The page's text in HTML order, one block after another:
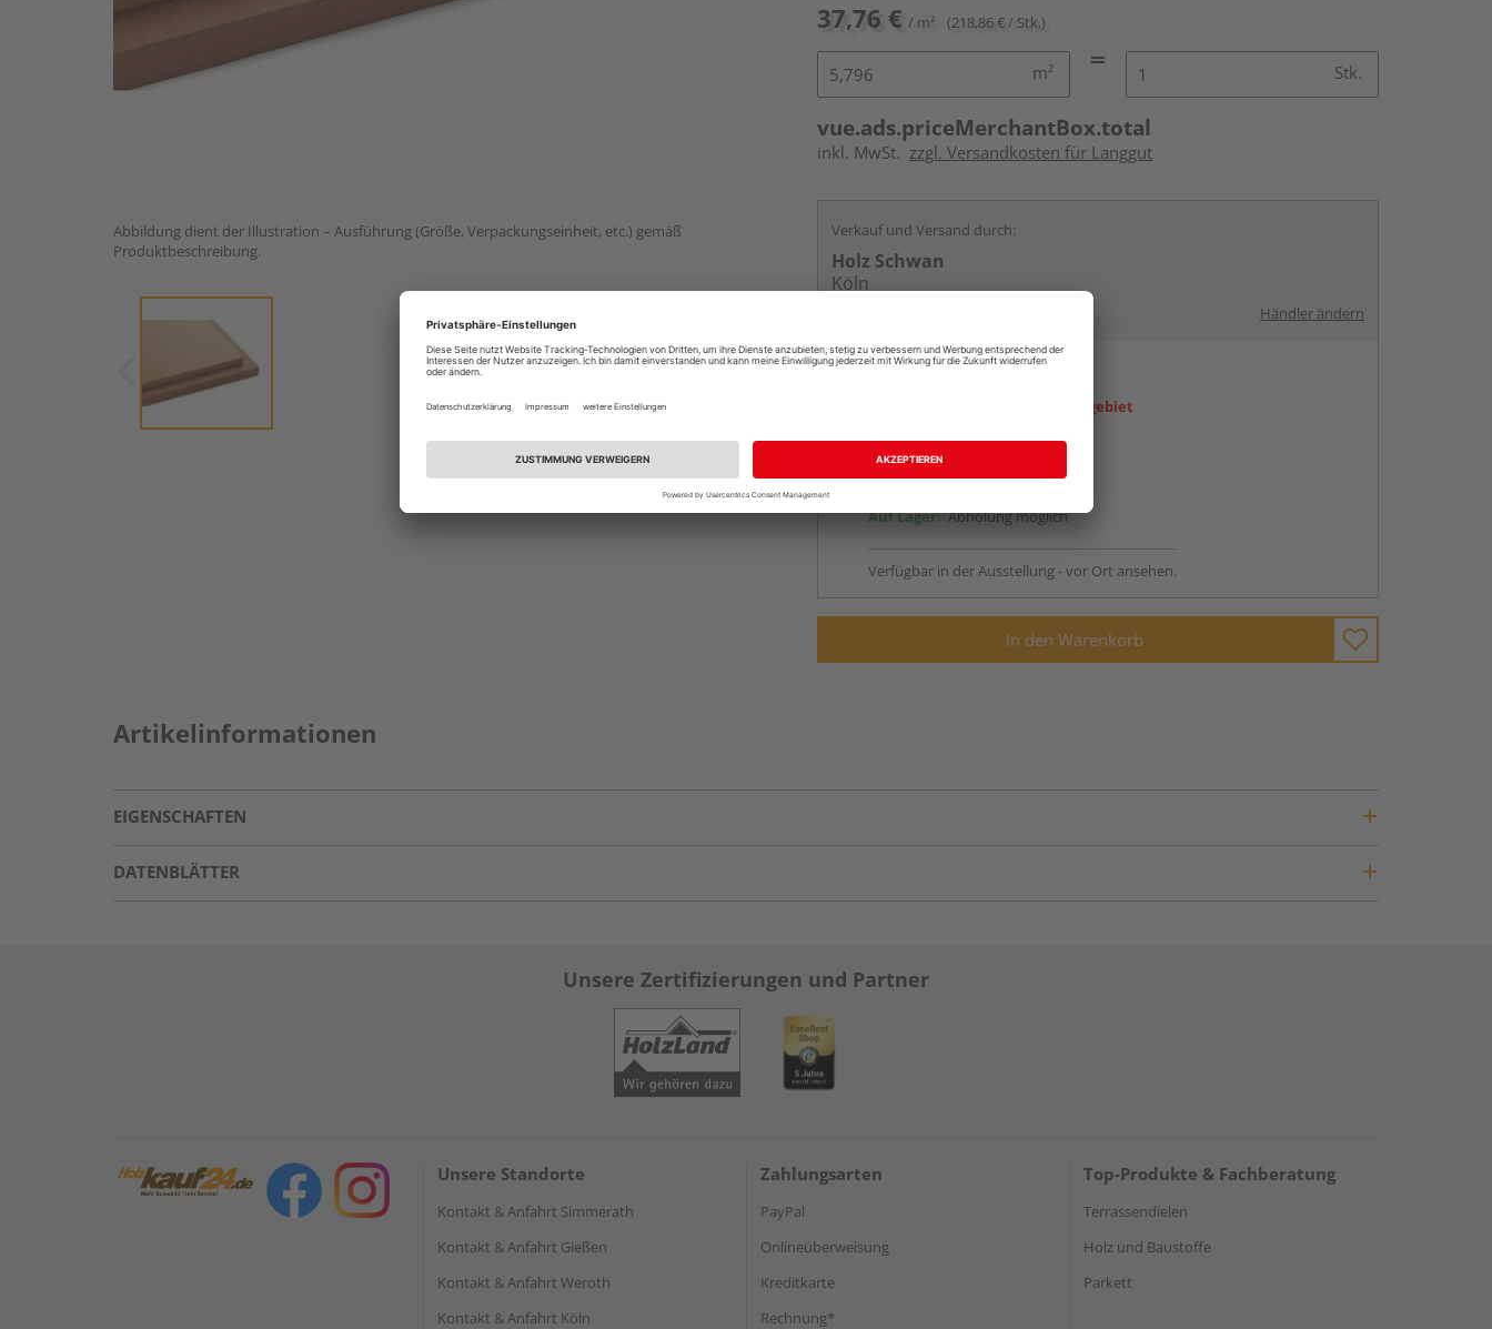
Abbildung dient der Illustration – Ausführung (Größe, Verpackungseinheit, etc.) gemäß
Produktbeschreibung.
37,76 € / m² (218,86 € / Stk.)
m² Stk.
vue.ads.priceMerchantBox.total
inkl. MwSt. zzgl. Versandkosten für Langgut
Verkauf und Versand durch:
Holz Schwan
Köln
Händler ändern
Ihr Standort ist nicht im Liefergebiet
Lieferbar vonanderen Händlern
Beim Händler abholen
Auf Lager:Abholung möglich
Verfügbar in der Ausstellung - vor Ort ansehen.
In den Warenkorb
Artikelinformationen
EIGENSCHAFTEN
DATENBLÄTTER
Unsere Zertifizierungen und Partner
Unsere Standorte
Kontakt & Anfahrt Simmerath
Kontakt & Anfahrt Gießen
Kontakt & Anfahrt Weroth
Kontakt & Anfahrt Köln
Zahlungsarten
PayPal
Onlineüberweisung
Kreditkarte
Rechnung*
Top-Produkte & Fachberatung
Terrassendielen
Holz und Baustoffe
Parkett